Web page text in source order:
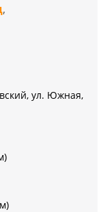
,
ул. Южная,